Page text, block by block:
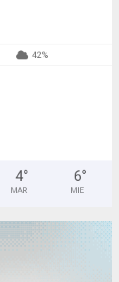
42%
4°
MAR
6°
MIE